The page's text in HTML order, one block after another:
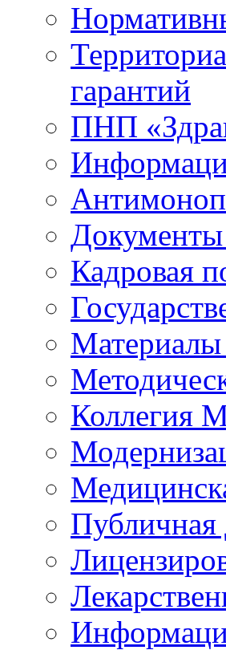
гарантий
ПНП
Документы
Кадровая
Коллегия
Публичная